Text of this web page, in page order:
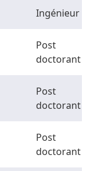
Ingénieur
Post
doctorant
Post
doctorant
Post
doctorant